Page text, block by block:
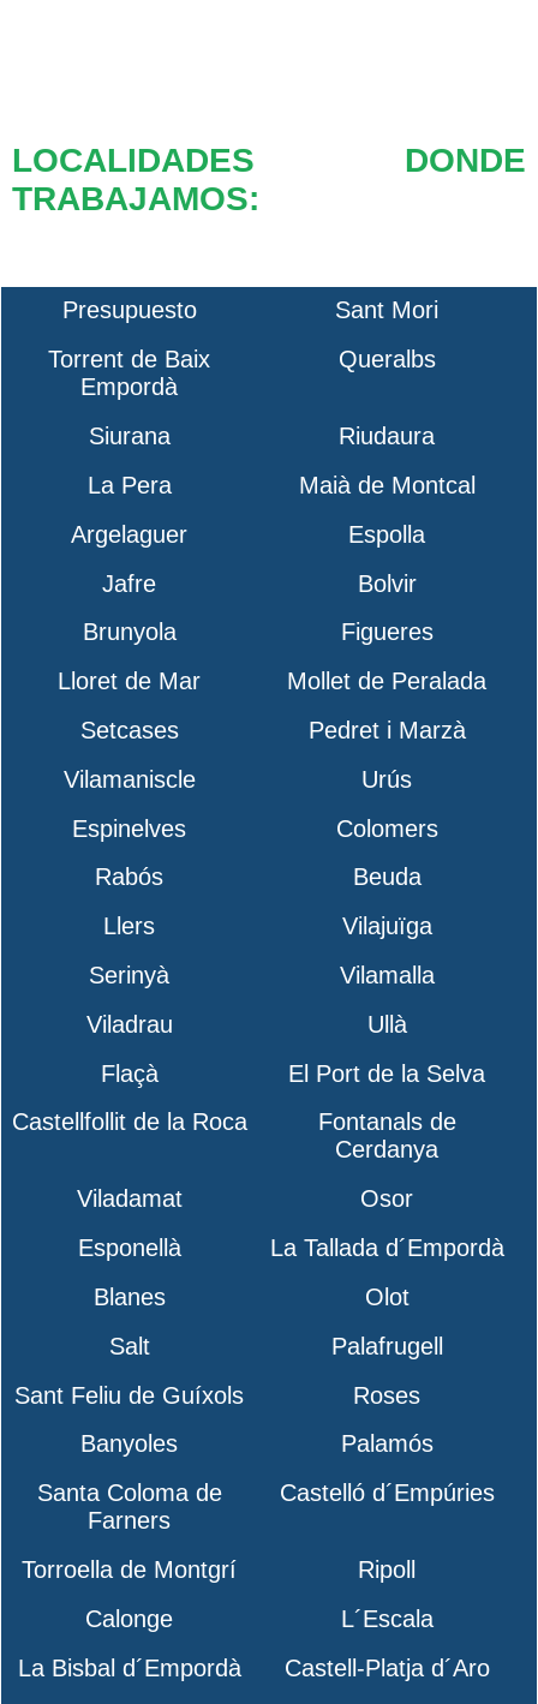
LOCALIDADES DONDE
TRABAJAMOS:
Presupuesto
Sant Mori
Torrent de Baix
Empordà
Queralbs
Siurana
Riudaura
La Pera
Maià de Montcal
Argelaguer
Espolla
Jafre
Bolvir
Brunyola
Figueres
Lloret de Mar
Mollet de Peralada
Setcases
Pedret i Marzà
Vilamaniscle
Urús
Espinelves
Colomers
Rabós
Beuda
Llers
Vilajuïga
Serinyà
Vilamalla
Viladrau
Ullà
Flaçà
El Port de la Selva
Castellfollit de la Roca
Fontanals de
Cerdanya
Viladamat
Osor
Esponellà
La Tallada d´Empordà
Blanes
Olot
Salt
Palafrugell
Sant Feliu de Guíxols
Roses
Banyoles
Palamós
Santa Coloma de
Farners
Castelló d´Empúries
Torroella de Montgrí
Ripoll
Calonge
L´Escala
La Bisbal d´Empordà
Castell-Platja d´Aro